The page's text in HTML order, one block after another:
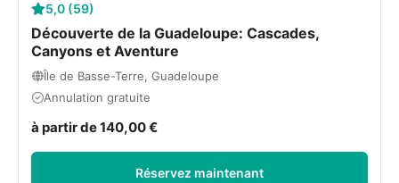
5,0 (59)
Découverte de la Guadeloupe: Cascades,
Canyons et Aventure
Île de Basse-Terre, Guadeloupe
Annulation gratuite
à partir de 140,00 €
Réservez maintenant